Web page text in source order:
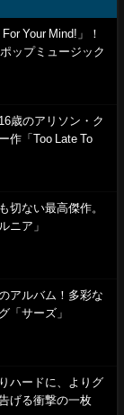
Your Mind!」！
ップミュージック
歳のアリソン・ク
作「Too Late To
切ない最高傑作。
ニア」
アルバム！多彩な
「サーズ」
ハードに、よりグ
げる衝撃の一枚